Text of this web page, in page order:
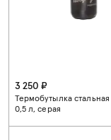
3 250 ₽
Термобутылка стальная
0,5 л, серая